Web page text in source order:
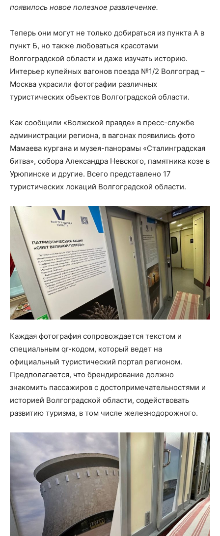
появилось новое полезное развлечение.
Теперь они могут не только добираться из пункта А в
пункт Б, но также любоваться красотами
Волгоградской области и даже изучать историю.
Интерьер купейных вагонов поезда №1/2 Волгоград –
Москва украсили фотографии различных
туристических объектов Волгоградской области.
Как сообщили «Волжской правде» в пресс-службе
администрации региона, в вагонах появились фото
Мамаева кургана и музея-панорамы «Сталинградская
битва», собора Александра Невского, памятника козе в
Урюпинске и другие. Всего представлено 17
туристических локаций Волгоградской области.
Каждая фотография сопровождается текстом и
специальным qr-кодом, который ведет на
официальный туристический портал регионом.
Предполагается, что брендирование должно
знакомить пассажиров с достопримечательностями и
историей Волгоградской области, содействовать
развитию туризма, в том числе железнодорожного.